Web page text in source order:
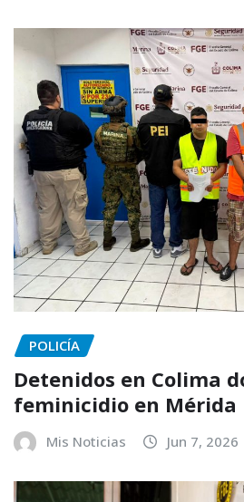
POLICÍA
Detenidos en Colima
feminicidio en Mérida
Mis Noticias Jun 7, 2026